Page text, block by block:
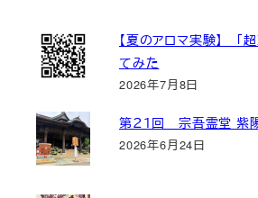
【夏のアロマ実験】 「
てみた
2026年7月8日
第２１回 宗吾霊堂 紫
2026年6月24日